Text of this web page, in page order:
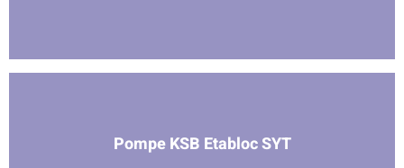
Pompe KSB Etabloc SYT